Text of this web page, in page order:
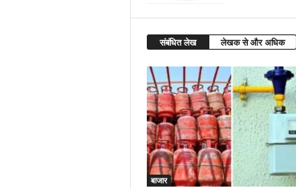
संबंधित लेख लेखक से और अधिक
बाजार